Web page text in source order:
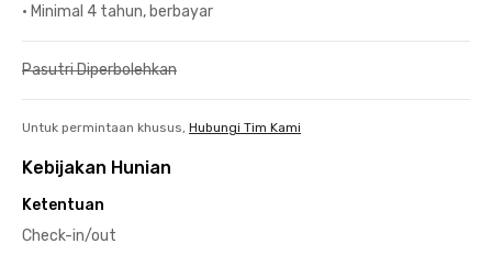
• Minimal 4 tahun, berbayar
Pasutri Diperbolehkan
Untuk permintaan khusus, Hubungi Tim Kami
Kebijakan Hunian
Ketentuan
Check-in/out